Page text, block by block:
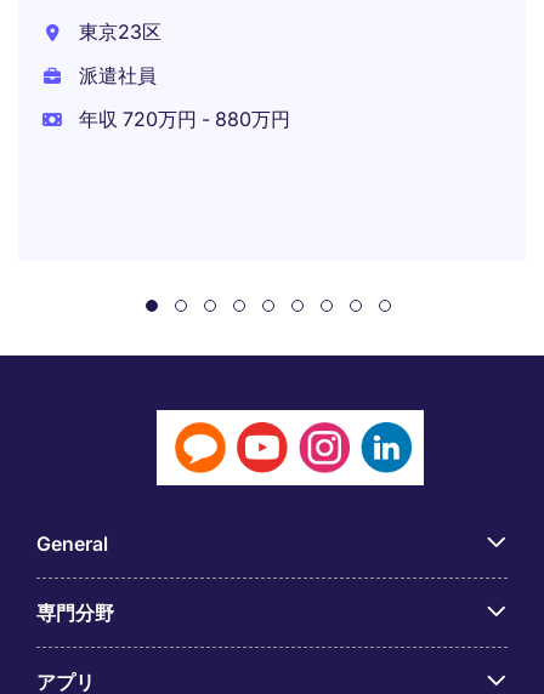
東京23区
派遣社員
年収 720万円 - 880万円
General
専門分野
アプリ